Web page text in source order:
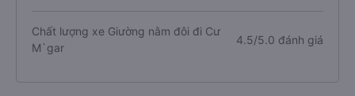
Chất lượng xe Giường nằm đôi đi Cư
M`gar
4.5/5.0 đánh giá